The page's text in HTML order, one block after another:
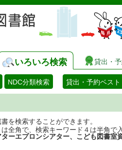
いろいろ検索 貸出・
NDC分類検索 貸出・予約ベスト
を検索することができます。
全角で、検索キーワード４は半角で
ーエプロンシアター、こども図書室